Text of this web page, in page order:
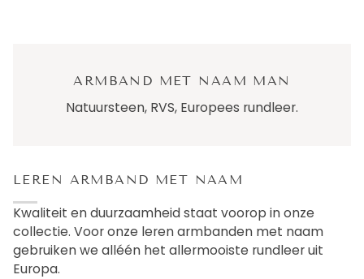
ARMBAND MET NAAM MAN
Natuursteen, RVS, Europees rundleer.
LEREN ARMBAND MET NAAM
Kwaliteit en duurzaamheid staat voorop in onze
collectie. Voor onze leren armbanden met naam
gebruiken we alléén het allermooiste rundleer uit
Europa.